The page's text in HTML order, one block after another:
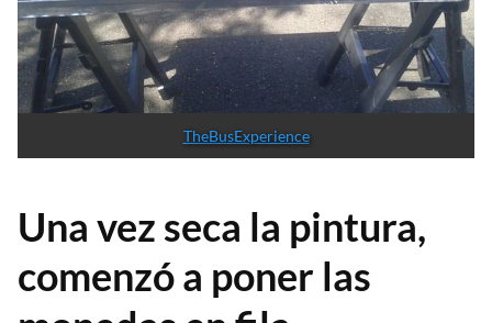
TheBusExperience
Una vez seca la pintura,
comenzó a poner las